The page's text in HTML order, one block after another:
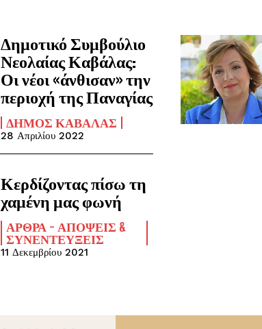
Δημοτικό Συμβούλιο
Νεολαίας Καβάλας:
Οι νέοι «άνθισαν» την
περιοχή της Παναγίας
ΔΉΜΟΣ ΚΑΒΆΛΑΣ
28 Απριλίου 2022
Κερδίζοντας πίσω τη
χαμένη μας φωνή
ΆΡΘΡΑ - ΑΠΌΨΕΙΣ &
ΣΥΝΕΝΤΕΎΞΕΙΣ
11 Δεκεμβρίου 2021